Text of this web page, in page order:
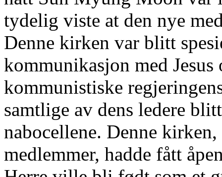
tydelig viste at den nye
Denne kirken var blitt
kommunikasjon med Jesus
kommunistiske
samtlige av dens ledere
nabocellene. Denne
medlemmer, hadde fått